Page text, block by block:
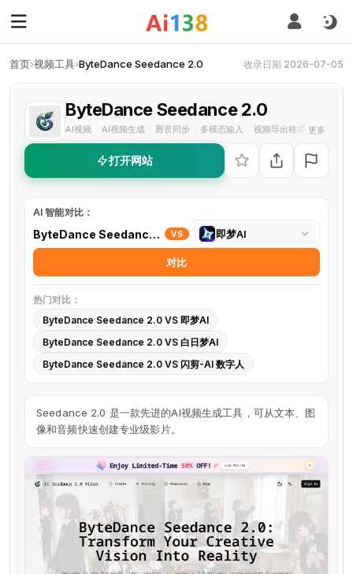
首页›视频工具›ByteDance Seedance 2.0 收录日期 2026-07-05
ByteDance Seedance 2.0
AI视频 AI视频生成 唇音同步 多模态输入 视频导出格式 · 角色一致
更多
打开网站
AI 智能对比：
ByteDance Seedance 2.0 VS
选
择
具
即梦AI
对比
热门对比：
ByteDance Seedance 2.0 VS 即梦AI
ByteDance Seedance 2.0 VS 白日梦AI
ByteDance Seedance 2.0 VS 闪剪-AI 数字人
Seedance 2.0 是一款先进的AI视频生成工具，可从文本、图
像和音频快速创建专业级影片。